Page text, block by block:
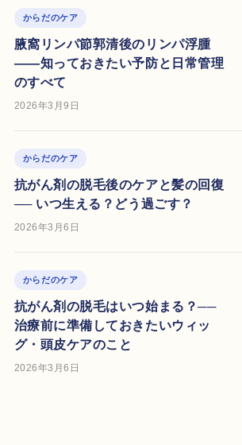
からだのケア
腋窩リンパ節郭清後のリンパ浮腫
——知っておきたい予防と日常管理
のすべて
2026年3月9日
からだのケア
抗がん剤の脱毛後のケアと髪の回復
── いつ生える？どう過ごす？
2026年3月6日
からだのケア
抗がん剤の脱毛はいつ始まる？──
治療前に準備しておきたいウィッ
グ・頭皮ケアのこと
2026年3月6日